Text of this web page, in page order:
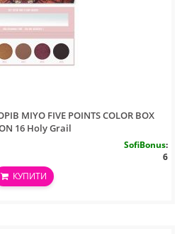
MIYO FIVE POINTS COLOR BOX
16 Holy Grail
SofiBonus:
6
КУПИТИ